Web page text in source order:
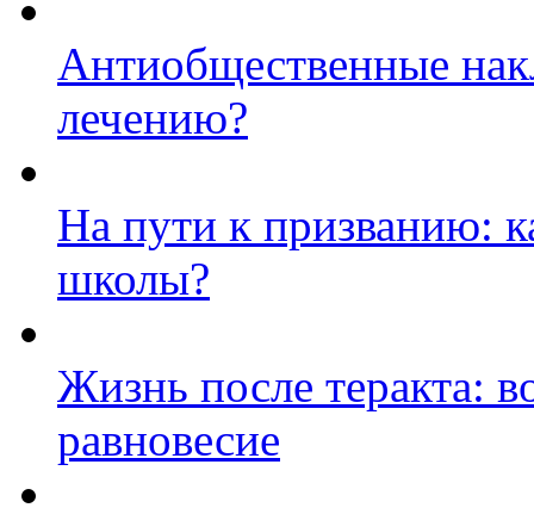
Антиобщественные
лечению?
На пути к призванию:
школы?
Жизнь после теракта:
равновесие